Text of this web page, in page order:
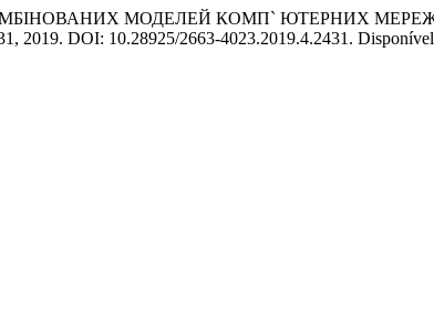
МОДЕЛЕЙ КОМП` ЮТЕРНИХ
2019. DOI: 10.28925/2663-4023.2019.4.2431.